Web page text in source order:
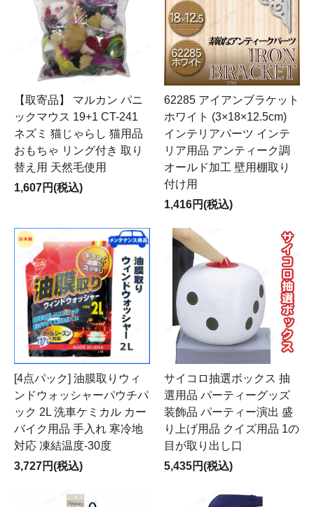
【取寄品】 マルカン パニ
ックマウス 19+1 CT-241
ネズミ 猫じゃらし 猫用品
おもちゃ リング付き 取り
替え用 天然毛使用
1,607円(税込)
62285 アイアンブラケット
ホワイト (3×18×12.5cm)
インテリアパーツ インテ
リア用品 アンティーク調
オールド加工 壁用棚取り
付け用
1,416円(税込)
[4点パック] 油膜取りウィ
ンドウォッシャーパウチパ
ック 2L 洗車ケミカル カー
バイク用品 手入れ 寒冷地
対応 凍結温度-30度
3,727円(税込)
サイコロ抽選ボックス 抽
選用品 パーティーグッズ
装飾品 パーティー演出 盛
り上げ用品 クイズ用品 1の
目が取り出し口
5,435円(税込)